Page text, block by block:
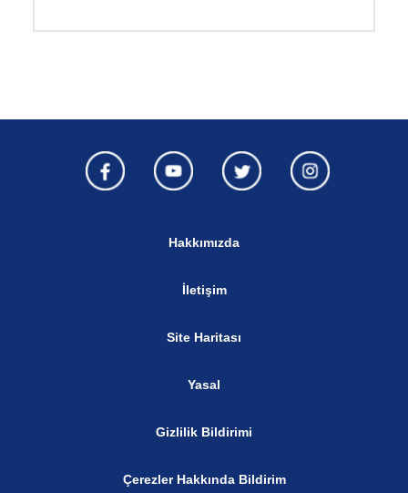
Hakkımızda
İletişim
Site Haritası
Yasal
Gizlilik Bildirimi
Çerezler Hakkında Bildirim